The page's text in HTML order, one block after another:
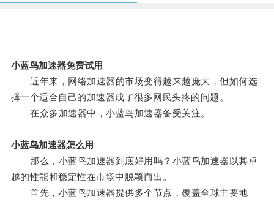
小蓝鸟加速器免费试用
近年来，网络加速器的市场变得越来越庞大，但如何选
择一个适合自己的加速器成了很多网民头疼的问题。
在众多加速器中，小蓝鸟加速器备受关注。
小蓝鸟加速器怎么用
那么，小蓝鸟加速器到底好用吗？小蓝鸟加速器以其卓
越的性能和稳定性在市场中脱颖而出。
首先，小蓝鸟加速器提供多个节点，覆盖全球主要地